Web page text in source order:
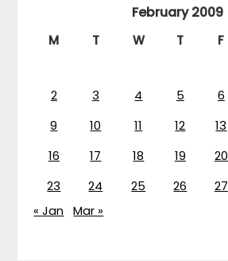
February 2009
M T W T F
2
3 4 5 6
9
10 11 12 13
16
17 18 19 20
23
24 25 26 27
« Jan Mar »